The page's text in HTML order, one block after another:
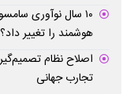
هوشمند را تغییر داد؟
اصلاح نظام
تجارب جهانی